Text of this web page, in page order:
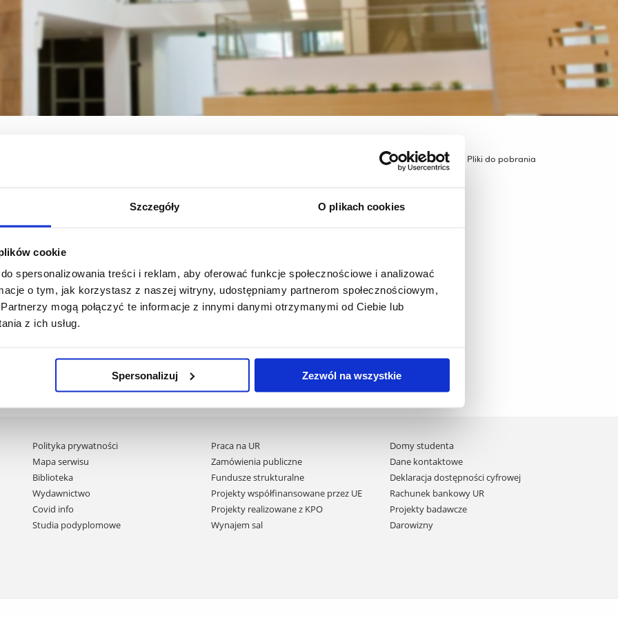
Szczegóły O plikach cookies
cookie
spersonalizowania treści i reklam, aby oferować funkcje społecznościowe i analizować
o tym, jak korzystasz z naszej witryny, udostępniamy partnerom społecznościowym,
mogą połączyć te informacje z innymi danymi otrzymanymi od Ciebie lub
z ich usług.
Spersonalizuj Zezwól na wszystkie
Olimpiada Historyczna dla szkół ponadpodstawowych Pliki do pobrania
I etapu Olimpiady Historycznej 2024/2025:
pisemnej
Pomiń
nawigację
i
przejdź
do
treści
Polityka prywatności
Mapa serwisu
Biblioteka
Wydawnictwo
Covid info
Studia podyplomowe
Praca na UR
Zamówienia publiczne
Fundusze strukturalne
Projekty współfinansowane przez UE
Projekty realizowane z KPO
Wynajem sal
Domy studenta
Dane kontaktowe
Deklaracja dostępności cyfrowej
Rachunek bankowy UR
Projekty badawcze
Darowizny